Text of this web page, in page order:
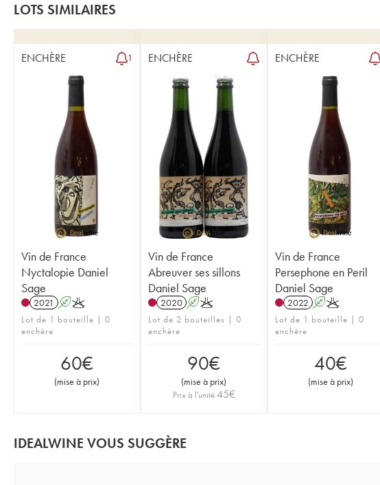
LOTS SIMILAIRES
ENCHÈRE 1
Vin de France
Nyctalopie Daniel
Sage
2021 AK
Lot de 1 bouteille | 0
enchère
60€
(mise à prix)
ENCHÈRE
Vin de France
Abreuver ses sillons
Daniel Sage
2020 AK
Lot de 2 bouteilles | 0
enchère
90€
(mise à prix)
Prix à l'unité45€
ENCHÈRE
Vin de France
Persephone en Peril
Daniel Sage
2022 AK
Lot de 1 bouteille | 0
enchère
40€
(mise à prix)
IDEALWINE VOUS SUGGÈRE